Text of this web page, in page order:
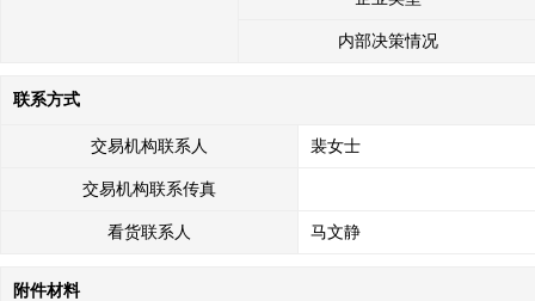
内部决策情况
联系方式
交易机构联系人 裴女士
交易机构联系传真
看货联系人 马文静
附件材料